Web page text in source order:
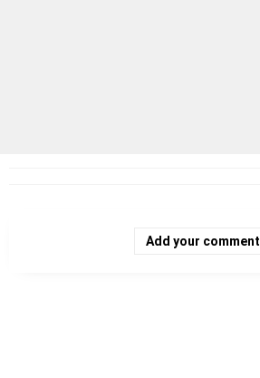
Add your comment